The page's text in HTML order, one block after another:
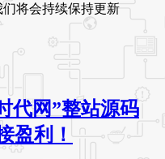
将会持续保持更新
代网”整站源码
盈利！